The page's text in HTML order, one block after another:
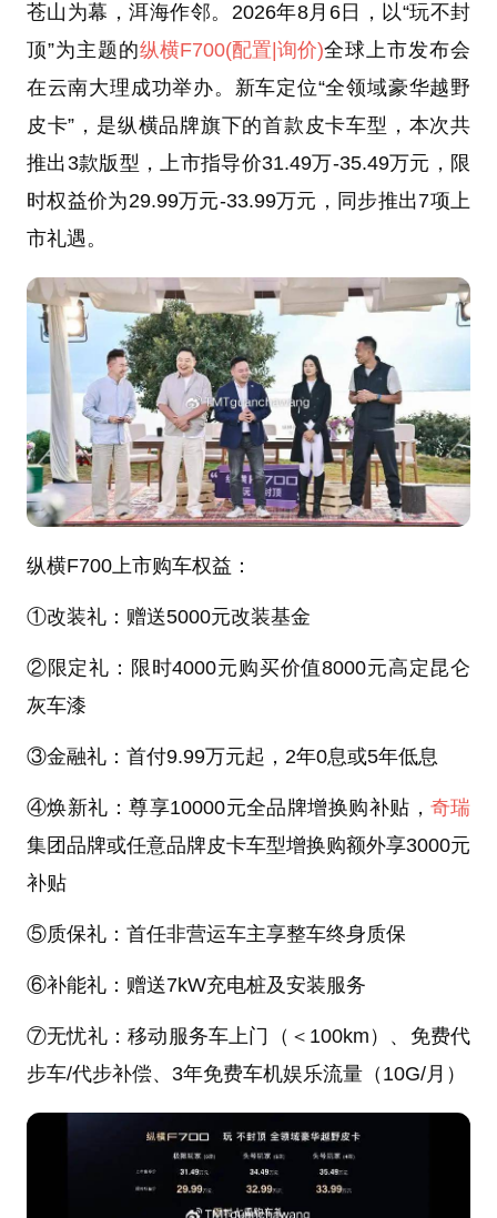
苍山为幕，洱海作邻。2026年8月6日，以“玩不封
顶”为主题的纵横F700(配置 |询价)全球上市发布会
在云南大理成功举办。新车定位“全领域豪华越野
皮卡”，是纵横品牌旗下的首款皮卡车型，本次共
推出3款版型，上市指导价31.49万-35.49万元，限
时权益价为29.99万元-33.99万元，同步推出7项上
市礼遇。
纵横F700上市购车权益：
①改装礼：赠送5000元改装基金
②限定礼：限时4000元购买价值8000元高定昆仑
灰车漆
③金融礼：首付9.99万元起，2年0息或5年低息
④焕新礼：尊享10000元全品牌增换购补贴，奇瑞
集团品牌或任意品牌皮卡车型增换购额外享3000元
补贴
⑤质保礼：首任非营运车主享整车终身质保
⑥补能礼：赠送7kW充电桩及安装服务
⑦无忧礼：移动服务车上门（＜100km）、免费代
步车/代步补偿、3年免费车机娱乐流量（10G/月）